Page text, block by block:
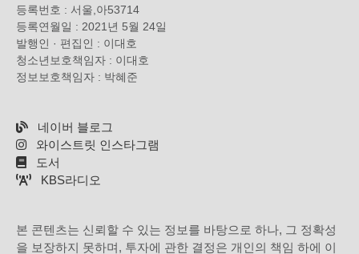
등록번호 : 서울,아53714
등록연월일 : 2021년 5월 24일
발행인 · 편집인 : 이대호
청소년보호책임자 : 이대호
정보보호책임자 : 박혜준
네이버 블로그
와이스트릿 인스타그램
도서
KBS라디오
본 콘텐츠는 신뢰할 수 있는 정보를 바탕으로 하나, 그 정확성
을 보장하지 못하며, 투자에 관한 결정은 개인의 책임 하에 이